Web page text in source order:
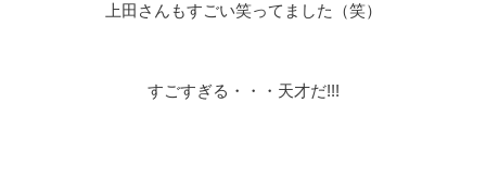
上田さんもすごい笑ってました（笑）
すごすぎる・・・天才だ!!!